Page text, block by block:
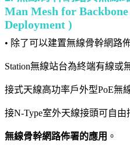
Man Mesh for
Deployment )
• 除了可以建置無線骨幹網路
Station無線站台為終端有線或
接式天線高功率戶外型PoE無
接N-Type室外天線接頭可自
無線骨幹網路佈署的應用 。